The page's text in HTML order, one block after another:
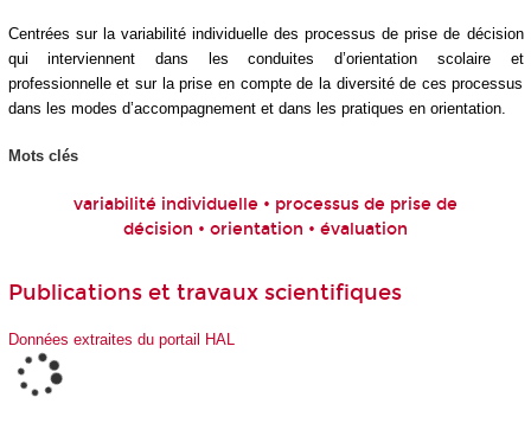
Centrées sur la variabilité individuelle des processus de prise de décision
qui interviennent dans les conduites d’orientation scolaire et
professionnelle et sur la prise en compte de la diversité de ces processus
dans les modes d’accompagnement et dans les pratiques en orientation.
Mots clés
variabilité individuelle • processus de prise de
décision • orientation • évaluation
Publications et travaux scientifiques
Données extraites du portail HAL